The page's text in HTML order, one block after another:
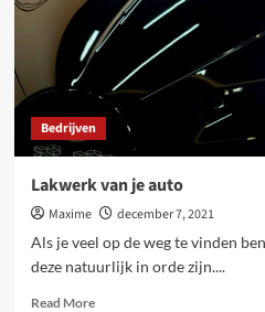
Bedrijven
Lakwerk van je auto
Maxime
december 7, 2021
Als je veel op de weg te vinden
deze natuurlijk in orde zijn....
Read MoreRead